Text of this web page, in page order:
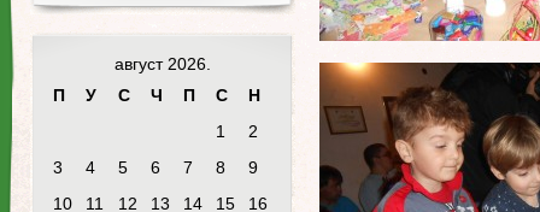
август 2026.
П
У С Ч П С
Н
1
2
3
4 5 6 7 8
9
10
11 12 13 14 15
16